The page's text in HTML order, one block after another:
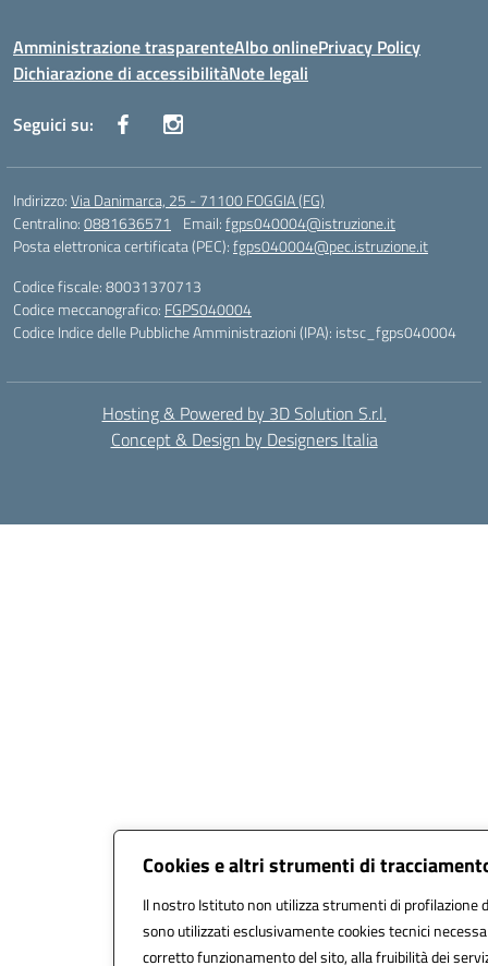
Cookies e altri strumenti di
Il nostro Istituto non utilizza strumenti di profilazione
sono utilizzati esclusivamente cookies tecnici
corretto funzionamento del sito, alla fruibilità dei
Amministrazione trasparenteAlbo onlinePrivacy Policy
Dichiarazione di accessibilitàNote legali
Seguici su:
Indirizzo:Via Danimarca, 25 - 71100 FOGGIA (FG)
Centralino:0881636571 Email:fgps040004@istruzione.it
Posta elettronica certificata (PEC):fgps040004@pec.istruzione.it
Codice fiscale: 80031370713
Codice meccanografico: FGPS040004
Codice Indice delle Pubbliche Amministrazioni (IPA): istsc_fgps040004
Hosting & Powered by 3D Solution S.r.l.
Concept & Design by Designers Italia